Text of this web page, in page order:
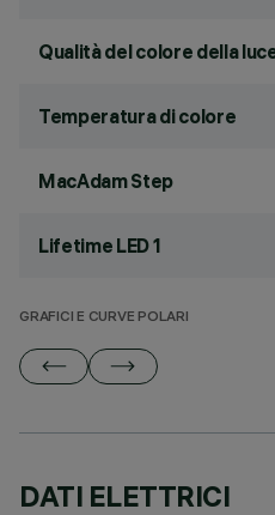
Qualità del colore della
Temperatura di colore
MacAdam Step
Lifetime LED 1
GRAFICI E CURVE POLARI
DATI ELETTRICI